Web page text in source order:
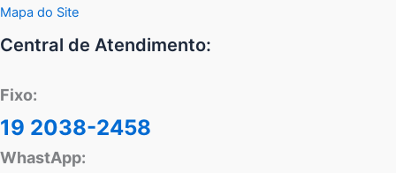
Mapa do Site
Central de Atendimento:
Fixo:
19 2038-2458
WhastApp: